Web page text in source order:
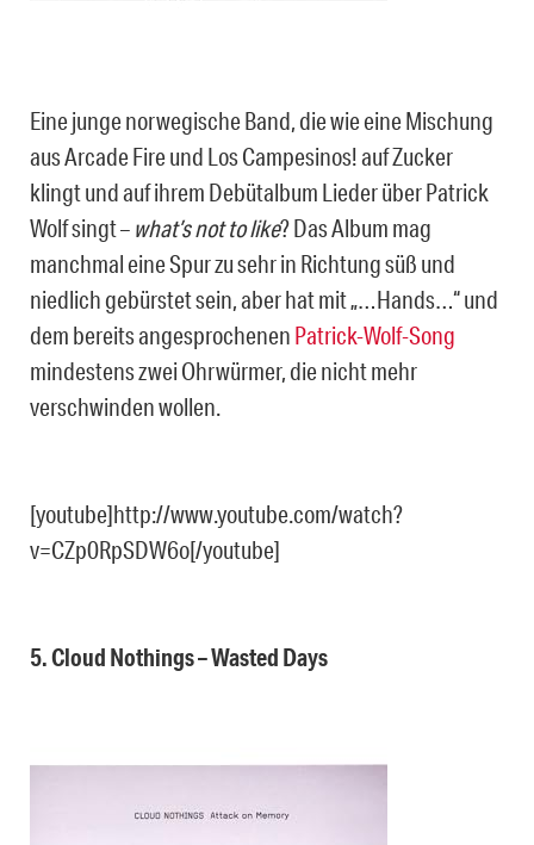
Eine junge norwegische Band, die wie eine Mischung
aus Arcade Fire und Los Campesinos! auf Zucker
klingt und auf ihrem Debütalbum Lieder über Patrick
Wolf singt – what’s not to like? Das Album mag
manchmal eine Spur zu sehr in Richtung süß und
niedlich gebürstet sein, aber hat mit „…Hands…“ und
dem bereits angesprochenen Patrick-Wolf-Song
mindestens zwei Ohrwürmer, die nicht mehr
verschwinden wollen.
[youtube]http://www.youtube.com/watch?
v=CZp0RpSDW6o[/youtube]
5. Cloud Nothings – Wasted Days